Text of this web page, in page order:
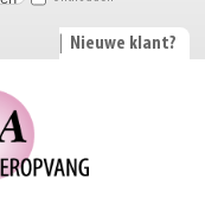
Nieuwe klant?